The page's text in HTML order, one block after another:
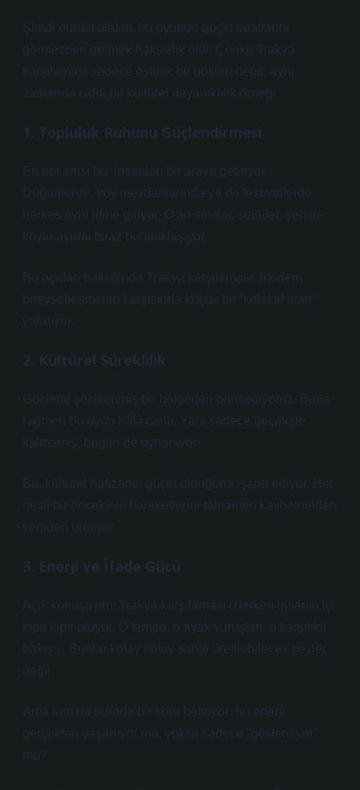
Şimdi dürüst olalım, bu oyunun güçlü taraflarını
görmezden gelmek haksızlık olur. Çünkü Trakya
karşılaması sadece estetik bir gösteri değil, aynı
zamanda ciddi bir kültürel dayanıklılık örneği.
1. Topluluk Ruhunu Güçlendirmesi
En net artısı bu: insanları bir araya getiriyor.
Düğünlerde, köy meydanlarında ya da festivallerde
herkes aynı ritme giriyor. O an sınıflar, statüler, şehirli-
köylü ayrımı biraz bulanıklaşıyor.
Bu açıdan baktığında Trakya karşılaması, modern
bireyselleşmenin karşısında küçük bir “kolektif alan”
yaratıyor.
2. Kültürel Süreklilik
Göçlerle şekillenmiş bir bölgeden bahsediyoruz. Buna
rağmen bu oyun hâlâ canlı. Yani sadece geçmişte
kalmamış, bugün de oynanıyor.
Bu, kültürel hafızanın güçlü olduğuna işaret ediyor. Her
nesil bir öncekinin hareketlerini tamamen kaybetmeden
yeniden üretiyor.
3. Enerji ve İfade Gücü
Açık konuşayım: Trakya karşılaması izlerken insanın içi
kıpır kıpır oluyor. O tempo, o ayak vuruşları, o karşılıklı
bakış… Bunlar kolay kolay sahte üretilebilecek şeyler
değil.
Ama tam da burada bir soru beliriyor: bu enerji
gerçekten yaşanıyor mu, yoksa sadece “gösteriliyor”
mu?